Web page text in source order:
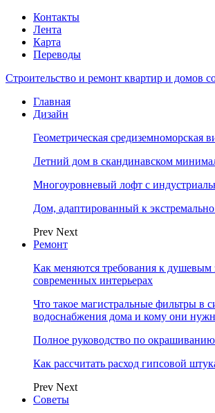
Контакты
Лента
Карта
Переводы
Строительство и ремонт квартир и домов
Главная
Дизайн
Геометрическая средиземноморская
Летний дом в скандинавском
Многоуровневый лофт с
Дом, адаптированный к
Prev Next
Ремонт
Как меняются требования к душевым
современных интерьерах
Что такое магистральные фильтры в
водоснабжения дома и кому они
Полное руководство по
Как рассчитать расход гипсовой
Prev Next
Советы